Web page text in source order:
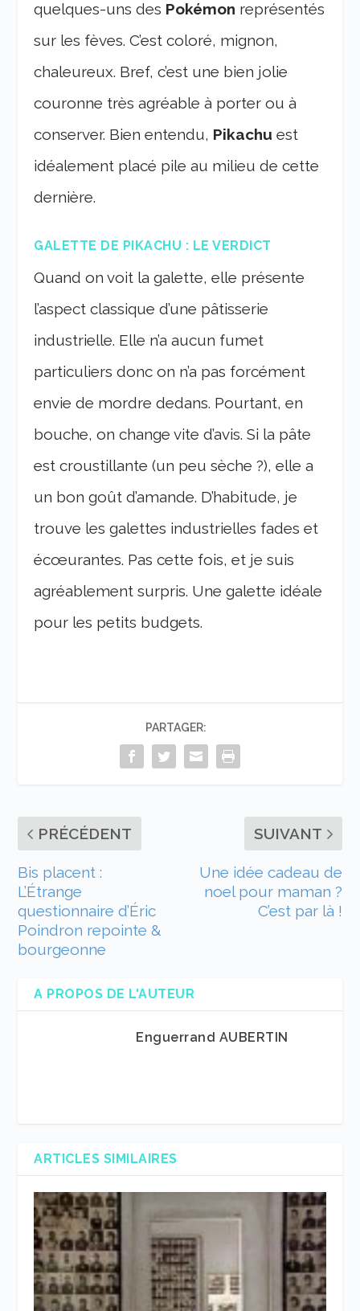
quelques-uns des Pokémon représentés
sur les fèves. C’est coloré, mignon,
chaleureux. Bref, c’est une bien jolie
couronne très agréable à porter ou à
conserver. Bien entendu, Pikachu est
idéalement placé pile au milieu de cette
dernière.
GALETTE DE PIKACHU : LE VERDICT
Quand on voit la galette, elle présente
l’aspect classique d’une pâtisserie
industrielle. Elle n’a aucun fumet
particuliers donc on n’a pas forcément
envie de mordre dedans. Pourtant, en
bouche, on change vite d’avis. Si la pâte
est croustillante (un peu sèche ?), elle a
un bon goût d’amande. D’habitude, je
trouve les galettes industrielles fades et
écœurantes. Pas cette fois, et je suis
agréablement surpris. Une galette idéale
pour les petits budgets.
PARTAGER:
PRÉCÉDENT
Bis placent :
L’Étrange
questionnaire d’Éric
Poindron repointe &
bourgeonne
SUIVANT
Une idée cadeau de
noel pour maman ?
C’est par là !
A PROPOS DE L'AUTEUR
Enguerrand AUBERTIN
ARTICLES SIMILAIRES